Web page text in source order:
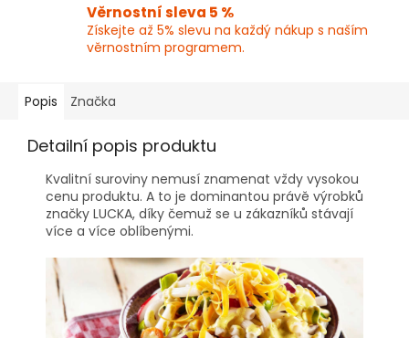
Věrnostní sleva 5 %
Získejte až 5% slevu na každý nákup s naším
věrnostním programem.
Popis Značka
Detailní popis produktu
Kvalitní suroviny nemusí znamenat vždy vysokou
cenu produktu. A to je dominantou právě výrobků
značky LUCKA, díky čemuž se u zákazníků stávají
více a více oblíbenými.